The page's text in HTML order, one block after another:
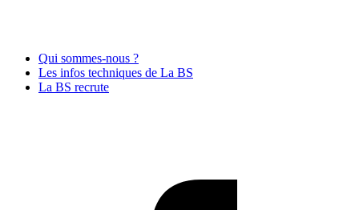
Qui sommes-nous ?
Les infos techniques de La BS
La BS recrute